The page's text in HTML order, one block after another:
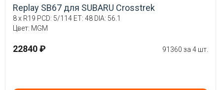
Replay SB67 для SUBARU Crosstrek
8 x R19 PCD: 5/114 ET: 48 DIA: 56.1
Цвет: MGM
22840 ₽ 91360 за 4 шт.